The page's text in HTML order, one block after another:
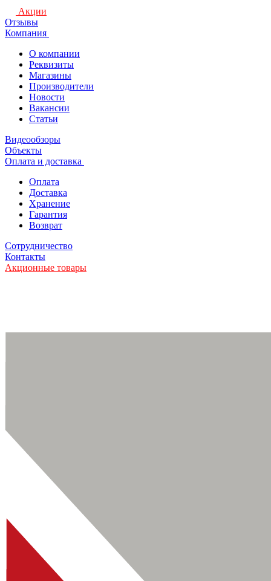
Акции
Отзывы
Компания
О компании
Реквизиты
Магазины
Производители
Новости
Вакансии
Статьи
Видеообзоры
Объекты
Оплата и доставка
Оплата
Доставка
Хранение
Гарантия
Возврат
Сотрудничество
Контакты
Акционные товары